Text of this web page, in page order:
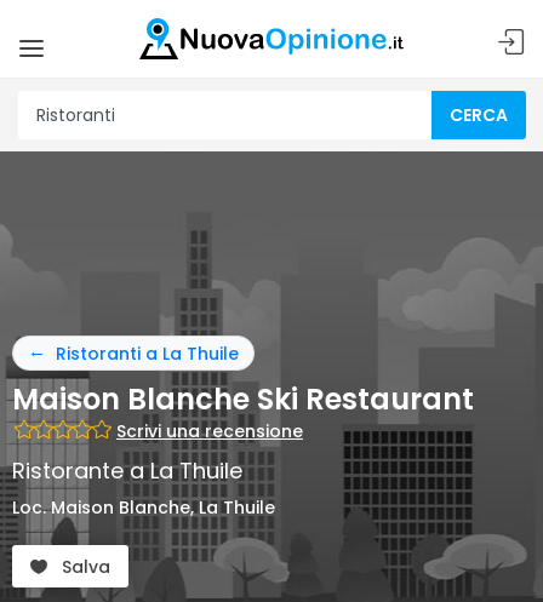
CERCA
Ristoranti a La Thuile
Maison Blanche Ski Restaurant
Scrivi una recensione
Ristorante a La Thuile
Loc. Maison Blanche, La Thuile
Salva